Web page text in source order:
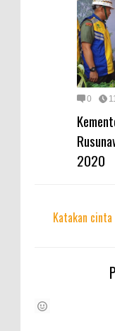
0
2020
Katakan